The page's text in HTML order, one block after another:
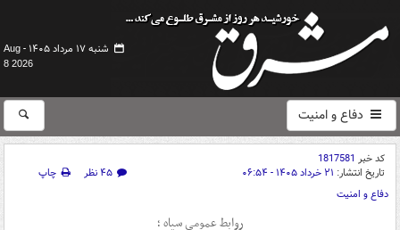
شنبه ۱۷ مرداد ۱۴۰۵ -
Aug
8 2026
دفاع و امنیت
کد خبر 1817581
تاریخ انتشار: ۲۱ خرداد ۱۴۰۵ - ۰۶:۵۴ ۴۵ نظر
چاپ
دفاع و امنیت
روابط عمومی سپاه ؛